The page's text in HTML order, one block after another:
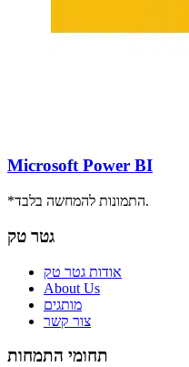
Microsoft Power BI
*התמונות להמחשה בלבד.
גטר טק
אודות גטר טק
About Us
מותגים
צור קשר
תחומי התמחות